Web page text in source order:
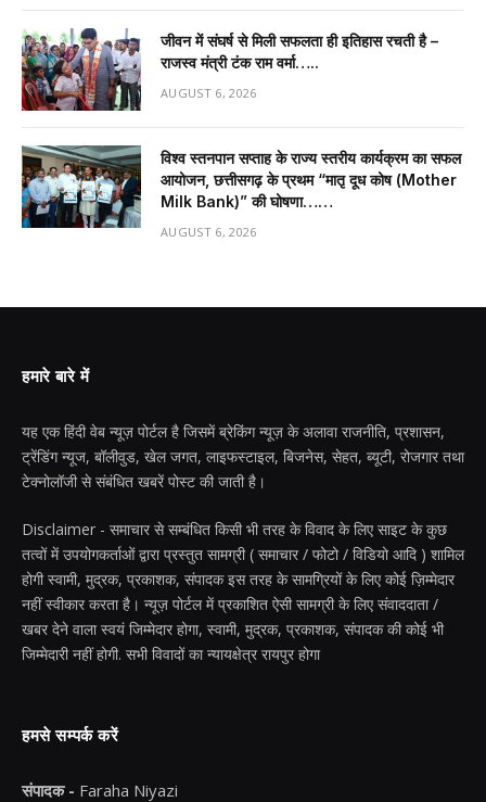
जीवन में संघर्ष से मिली सफलता ही इतिहास रचती है –
राजस्व मंत्री टंक राम वर्मा…..
AUGUST 6, 2026
विश्व स्तनपान सप्ताह के राज्य स्तरीय कार्यक्रम का सफल
आयोजन, छत्तीसगढ़ के प्रथम “मातृ दूध कोष (Mother
Milk Bank)” की घोषणा……
AUGUST 6, 2026
हमारे बारे में
यह एक हिंदी वेब न्यूज़ पोर्टल है जिसमें ब्रेकिंग न्यूज़ के अलावा राजनीति, प्रशासन,
ट्रेंडिंग न्यूज, बॉलीवुड, खेल जगत, लाइफस्टाइल, बिजनेस, सेहत, ब्यूटी, रोजगार तथा
टेक्नोलॉजी से संबंधित खबरें पोस्ट की जाती है।
Disclaimer - समाचार से सम्बंधित किसी भी तरह के विवाद के लिए साइट के कुछ
तत्वों में उपयोगकर्ताओं द्वारा प्रस्तुत सामग्री ( समाचार / फोटो / विडियो आदि ) शामिल
होगी स्वामी, मुद्रक, प्रकाशक, संपादक इस तरह के सामग्रियों के लिए कोई ज़िम्मेदार
नहीं स्वीकार करता है। न्यूज़ पोर्टल में प्रकाशित ऐसी सामग्री के लिए संवाददाता /
खबर देने वाला स्वयं जिम्मेदार होगा, स्वामी, मुद्रक, प्रकाशक, संपादक की कोई भी
जिम्मेदारी नहीं होगी. सभी विवादों का न्यायक्षेत्र रायपुर होगा
हमसे सम्पर्क करें
संपादक - Faraha Niyazi